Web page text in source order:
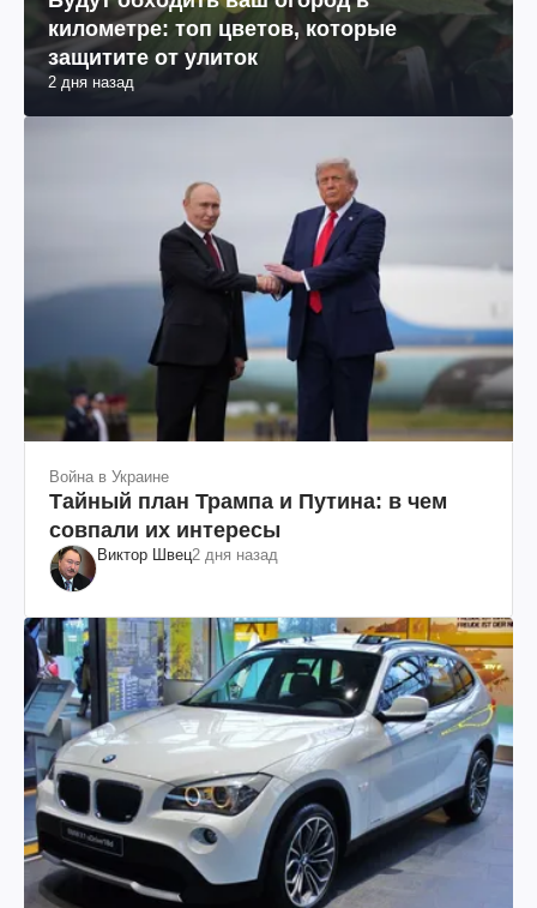
километре: топ цветов, которые
защитите от улиток
2 дня назад
Война в Украине
Тайный план Трампа и Путина: в чем
совпали их интересы
Виктор Швец2 дня назад